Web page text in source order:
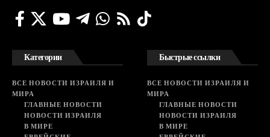
Категории
ВСЕ НОВОСТИ ИЗРАИЛЯ И
МИРА
ГЛАВНЫЕ НОВОСТИ
НОВОСТИ ИЗРАИЛЯ
В МИРЕ
Быстрые ссылки
ВСЕ НОВОСТИ ИЗРАИЛЯ И
МИРА
ГЛАВНЫЕ НОВОСТИ
НОВОСТИ ИЗРАИЛЯ
В МИРЕ